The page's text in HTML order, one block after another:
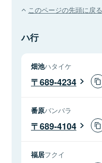
このページの先頭に戻る
ハ行
畑池ハタイケ
689-4234
番原バンバラ
689-4104
福居フクイ